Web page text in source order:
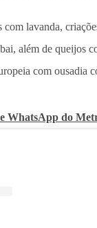
com lavanda,
além de queijos
com ousadia
WhatsApp do